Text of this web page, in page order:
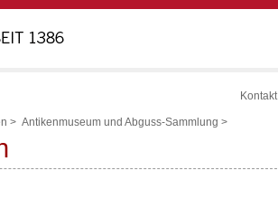
Kontakt
> Antikenmuseum und Abguss-Sammlung >